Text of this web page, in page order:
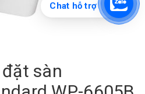
sàn
Chat hỗ trợ